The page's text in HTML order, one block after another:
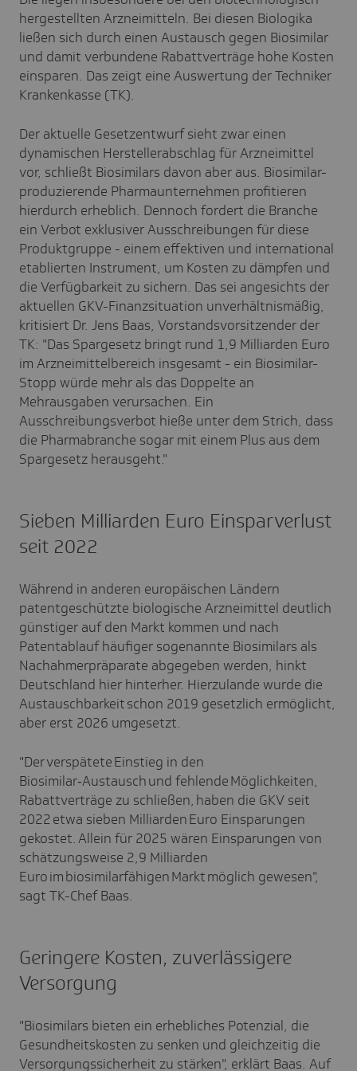
hergestellten Arzneimitteln. Bei diesen Biologika
ließen sich durch einen Austausch gegen Biosimilar
und damit verbundene Rabattverträge hohe Kosten
einsparen. Das zeigt eine Auswertung der Techniker
Krankenkasse (TK).
Der aktuelle Gesetzentwurf sieht zwar einen
dynamischen Herstellerabschlag für Arzneimittel
vor, schließt Biosimilars davon aber aus. Biosimilar-
produzierende Pharmaunternehmen profitieren
hierdurch erheblich. Dennoch fordert die Branche
ein Verbot exklusiver Ausschreibungen für diese
Produktgruppe - einem effektiven und international
etablierten Instrument, um Kosten zu dämpfen und
die Verfügbarkeit zu sichern. Das sei angesichts der
aktuellen GKV-Finanzsituation unverhältnismäßig,
kritisiert Dr. Jens Baas, Vorstandsvorsitzender der
TK: "Das Spargesetz bringt rund 1,9 Milliarden Euro
im Arzneimittelbereich insgesamt - ein Biosimilar-
Stopp würde mehr als das Doppelte an
Mehrausgaben verursachen. Ein
Ausschreibungsverbot hieße unter dem Strich, dass
die Pharmabranche sogar mit einem Plus aus dem
Spargesetz herausgeht."
Sieben Milliarden Euro Einsparverlust
seit 2022
Während in anderen europäischen Ländern
patentgeschützte biologische Arzneimittel deutlich
günstiger auf den Markt kommen und nach
Patentablauf häufiger sogenannte Biosimilars als
Nachahmerpräparate abgegeben werden, hinkt
Deutschland hier hinterher. Hierzulande wurde die
Austauschbarkeit schon 2019 gesetzlich ermöglicht,
aber erst 2026 umgesetzt.
"Der verspätete Einstieg in den
Biosimilar‑Austausch und fehlende Möglichkeiten,
Rabattverträge zu schließen, haben die GKV seit
2022 etwa sieben Milliarden Euro Einsparungen
gekostet. Allein für 2025 wären Einsparungen von
schätzungsweise 2,9 Milliarden
Euro im biosimilarfähigen Markt möglich gewesen",
sagt TK-Chef Baas.
Geringere Kosten, zuverlässigere
Versorgung
"Biosimilars bieten ein erhebliches Potenzial, die
Gesundheitskosten zu senken und gleichzeitig die
Versorgungssicherheit zu stärken", erklärt Baas. Auf